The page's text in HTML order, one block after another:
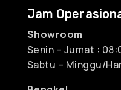
Jam
Showroom
Senin – Jumat :
Sabtu – Minggu/